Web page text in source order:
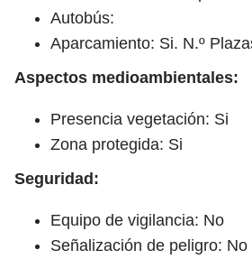
Autobús:
Aparcamiento: Si. N.º
Aspectos medioambientales:
Presencia vegetación: Si
Zona protegida: Si
Seguridad:
Equipo de vigilancia: No
Señalización de peligro: No